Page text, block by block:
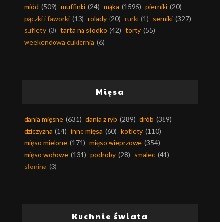
miód (509) muffinki (24) mąka (1595) pierniki (20)
pączki i faworki (13) rolady (20) rurki (1) serniki (327)
suflety (3) tarta na słodko (42) torty (55)
weekendowa cukiernia (6)
Mięsa
dania mięsne (631) dania z ryb (289) drób (389)
dziczyzna (14) inne mięsa (60) kotlety (110)
mięso mielone (171) mięso wieprzowe (354)
mięso wołowe (131) podroby (28) smalec (41)
słonina (3)
Kuchnie świata